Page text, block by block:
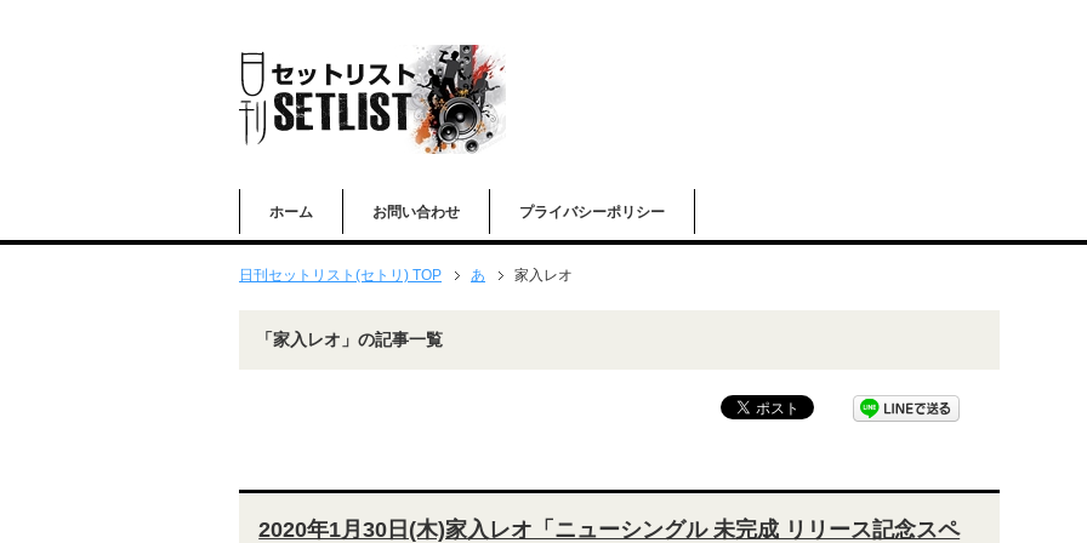
ホーム お問い合わせ プライバシーポリシー
日刊セットリスト(セトリ) TOP あ 家入レオ
「家入レオ」の記事一覧
2020年1月30日(木)家入レオ「ニューシングル 未完成 リリース記念スペ